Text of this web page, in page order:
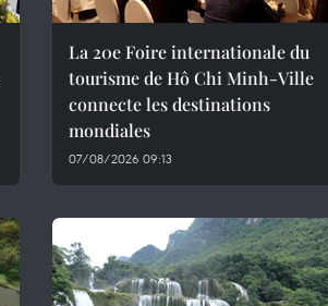
La 20e Foire internationale du
tourisme de Hô Chi Minh-Ville
connecte les destinations
mondiales
07/08/2026 09:13